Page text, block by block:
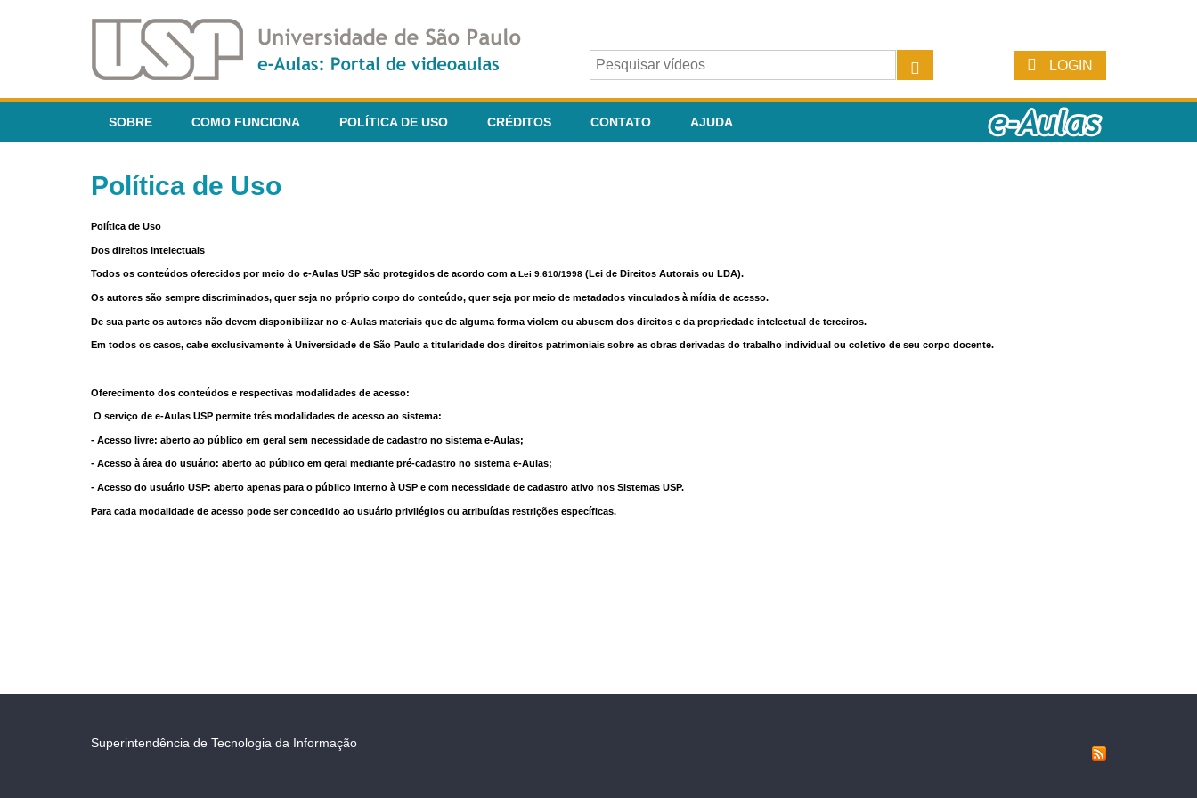
LOGIN
SOBRE COMO FUNCIONA POLÍTICA DE USO CRÉDITOS CONTATO AJUDA
Política de Uso
Política de Uso
Dos direitos intelectuais
Todos os conteúdos oferecidos por meio do e-Aulas USP são protegidos de acordo com a Lei 9.610/1998 (Lei de Direitos Autorais ou LDA).
Os autores são sempre discriminados, quer seja no próprio corpo do conteúdo, quer seja por meio de metadados vinculados à mídia de acesso.
De sua parte os autores não devem disponibilizar no e-Aulas materiais que de alguma forma violem ou abusem dos direitos e da propriedade intelectual de terceiros.
Em todos os casos, cabe exclusivamente à Universidade de São Paulo a titularidade dos direitos patrimoniais sobre as obras derivadas do trabalho individual ou coletivo de seu corpo docente.
Oferecimento dos conteúdos e respectivas modalidades de acesso:
O serviço de e-Aulas USP permite três modalidades de acesso ao sistema:
- Acesso livre: aberto ao público em geral sem necessidade de cadastro no sistema e-Aulas;
- Acesso à área do usuário: aberto ao público em geral mediante pré-cadastro no sistema e-Aulas;
- Acesso do usuário USP: aberto apenas para o público interno à USP e com necessidade de cadastro ativo nos Sistemas USP.
Para cada modalidade de acesso pode ser concedido ao usuário privilégios ou atribuídas restrições específicas.
Superintendência de Tecnologia da Informação